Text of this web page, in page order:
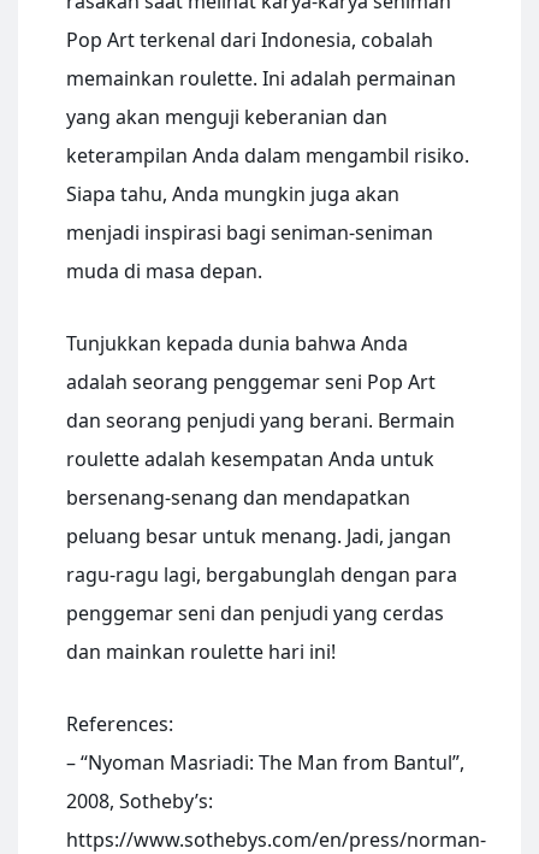
Pop Art terkenal dari Indonesia, cobalah
memainkan roulette. Ini adalah permainan
yang akan menguji keberanian dan
keterampilan Anda dalam mengambil risiko.
Siapa tahu, Anda mungkin juga akan
menjadi inspirasi bagi seniman-seniman
muda di masa depan.
Tunjukkan kepada dunia bahwa Anda
adalah seorang penggemar seni Pop Art
dan seorang penjudi yang berani. Bermain
roulette adalah kesempatan Anda untuk
bersenang-senang dan mendapatkan
peluang besar untuk menang. Jadi, jangan
ragu-ragu lagi, bergabunglah dengan para
penggemar seni dan penjudi yang cerdas
dan mainkan roulette hari ini!
References:
– “Nyoman Masriadi: The Man from Bantul”,
2008, Sotheby’s:
https://www.sothebys.com/en/press/norman-